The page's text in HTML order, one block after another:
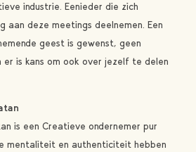
industrie. Eenieder die zich
aan deze meetings deelnemen. Een
geest is gewenst, geen
is kans om ook over jezelf te delen
is een Creatieve ondernemer pur
mentaliteit en authenticiteit hebben